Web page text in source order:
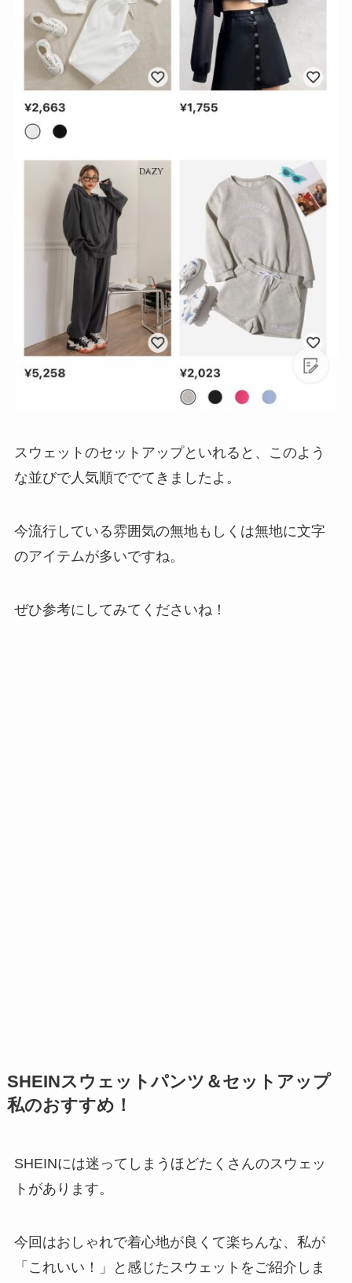
スウェットのセットアップといれると、このよう
な並びで人気順ででてきましたよ。
今流行している雰囲気の無地もしくは無地に文字
のアイテムが多いですね。
ぜひ参考にしてみてくださいね！
SHEINスウェットパンツ＆セットアップ
私のおすすめ！
SHEINには迷ってしまうほどたくさんのスウェッ
トがあります。
今回はおしゃれで着心地が良くて楽ちんな、私が
「これいい！」と感じたスウェットをご紹介しま